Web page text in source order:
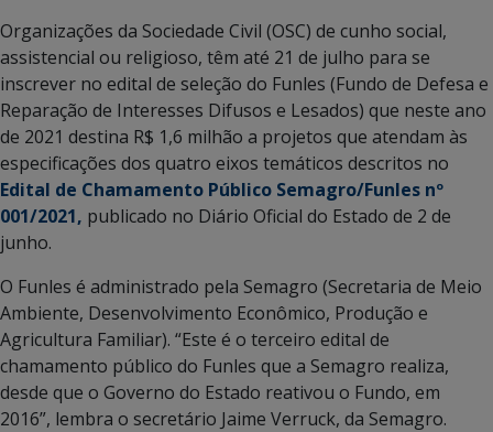
Organizações da Sociedade Civil (OSC) de cunho social,
assistencial ou religioso, têm até 21 de julho para se
inscrever no edital de seleção do Funles (Fundo de Defesa e
Reparação de Interesses Difusos e Lesados) que neste ano
de 2021 destina R$ 1,6 milhão a projetos que atendam às
especificações dos quatro eixos temáticos descritos no
Edital de Chamamento Público Semagro/Funles nº
001/2021, publicado no Diário Oficial do Estado de 2 de
junho.
O Funles é administrado pela Semagro (Secretaria de Meio
Ambiente, Desenvolvimento Econômico, Produção e
Agricultura Familiar). “Este é o terceiro edital de
chamamento público do Funles que a Semagro realiza,
desde que o Governo do Estado reativou o Fundo, em
2016”, lembra o secretário Jaime Verruck, da Semagro.